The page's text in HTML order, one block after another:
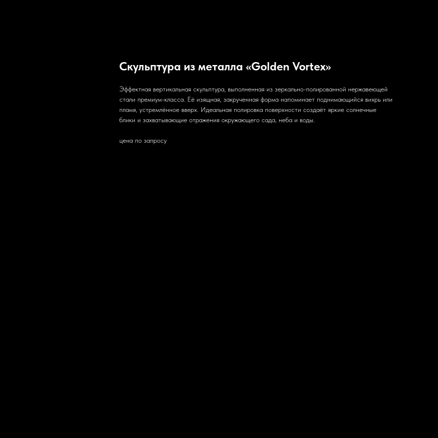
Скульптура из металла «Golden Vortex»
Эффектная вертикальная скульптура, выполненная из зеркально-полированной нержавеющей
стали премиум-класса. Её изящная, закрученная форма напоминает поднимающийся вихрь или
пламя, устремлённое вверх. Идеальная полировка поверхности создаёт яркие солнечные
блики и захватывающие отражения окружающего сада, неба и воды.
цена по запросу